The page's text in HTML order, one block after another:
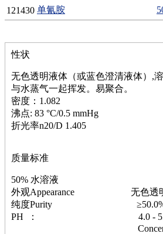
铝
氯
锰
硅烷
林
醚
脒
钠
钼
铌
镍
宁
铍
嘌呤
121430 单氰胺
性状
无色透明液体（或蓝色澄清液体）,
与水蒸气一起挥发。易聚合。
密度：1.082
沸点: 83 °C/0.5 mmHg
折光率n20/D 1.405
质量标准
50% 水溶液
外观Appearance 无色透明液
纯度Purity
PH ： 4.0 -
Concentration